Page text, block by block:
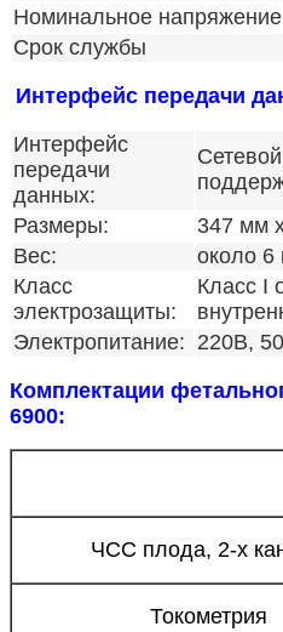
Номинальное напряжение
Срок службы
Интерфейс передачи
Интерфейс
передачи
данных:
Размеры:
347 мм
Вес:
около 6
Класс
электрозащиты:
Класс I
Электропитание: 220В,
Комплектации
6900:
ЧСС плода, 2-х
Токометрия